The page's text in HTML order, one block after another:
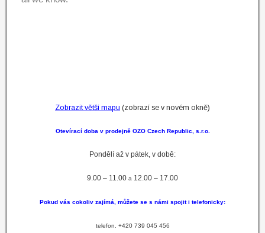
Zobrazit větší mapu (zobrazí se v novém okně)
Otevírací doba v prodejně OZO Czech Republic, s.r.o.
Pondělí až v pátek, v době:
9.00 – 11.00 a 12.00 – 17.00
Pokud vás cokoliv zajímá, můžete se s námi spojit i telefonicky:
telefon. +420 739 045 456